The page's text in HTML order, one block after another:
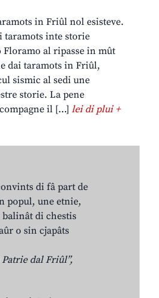
in Friûl nol esisteve.
taramots inte storie
al ripasse in mût
dai taramots in Friûl,
sismic al sedi une
storie. La pene
il […]lei di plui +
di fâ part de
popul, une etnie,
balinât di chestis
o sin cjapâts
dal Friûl”,